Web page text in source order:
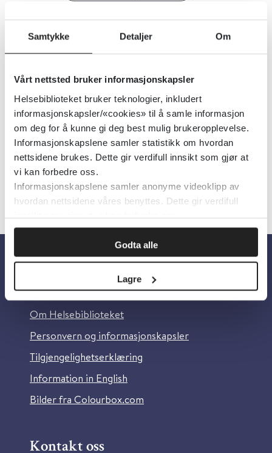
Samtykke Detaljer Om
Vårt nettsted bruker informasjonskapsler
Helsebiblioteket bruker teknologier, inkludert
informasjonskapsler/«cookies» til å samle informasjon
om deg for å kunne gi deg best mulig brukeropplevelse.
Informasjonskapslene samler statistikk om hvordan
nettsidene brukes. Dette gir verdifull innsikt som gjør at
vi kan forbedre oss.
Informasjonskapslene samler anonyme videoklipp av
hvordan nettsidene våres benyttes. Dette gir verdifull
innsikt som gjør at vi kan forbedre oss.
Godta alle
Lagre
Detaljer
Norsk Resuscitasjonsråd
Detaljer
Om Helsebiblioteket
Personvern og informasjonskapsler
Tilgjengelighetserklæring
Information in English
Bilder fra Colourbox.com
Kontakt oss